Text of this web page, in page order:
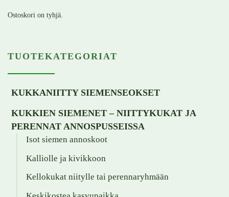
Ostoskori on tyhjä.
TUOTEKATEGORIAT
KUKKANIITTY SIEMENSEOKSET
KUKKIEN SIEMENET – NIITTYKUKAT JA
PERENNAT ANNOSPUSSEISSA
Isot siemen annoskoot
Kalliolle ja kivikkoon
Kellokukat niitylle tai perennaryhmään